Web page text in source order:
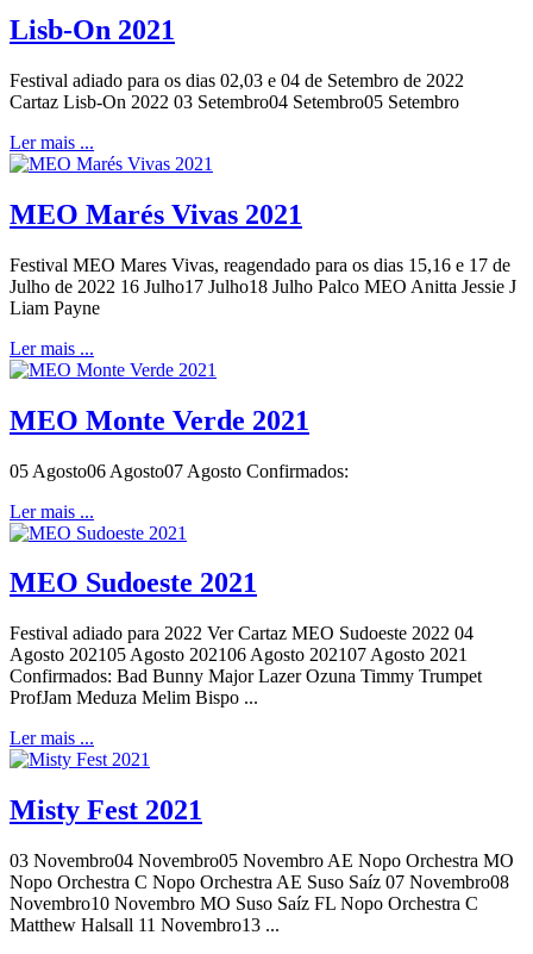
Lisb-On 2021
Festival adiado para os dias 02,03 e 04 de Setembro de 2022
Cartaz Lisb-On 2022 03 Setembro04 Setembro05 Setembro
Ler mais ...
MEO Marés Vivas 2021
Festival MEO Mares Vivas, reagendado para os dias 15,16 e 17 de
Julho de 2022 16 Julho17 Julho18 Julho Palco MEO Anitta Jessie J
Liam Payne
Ler mais ...
MEO Monte Verde 2021
05 Agosto06 Agosto07 Agosto Confirmados:
Ler mais ...
MEO Sudoeste 2021
Festival adiado para 2022 Ver Cartaz MEO Sudoeste 2022 04
Agosto 202105 Agosto 202106 Agosto 202107 Agosto 2021
Confirmados: Bad Bunny Major Lazer Ozuna Timmy Trumpet
ProfJam Meduza Melim Bispo ...
Ler mais ...
Misty Fest 2021
03 Novembro04 Novembro05 Novembro AE Nopo Orchestra MO
Nopo Orchestra C Nopo Orchestra AE Suso Saíz 07 Novembro08
Novembro10 Novembro MO Suso Saíz FL Nopo Orchestra C
Matthew Halsall 11 Novembro13 ...